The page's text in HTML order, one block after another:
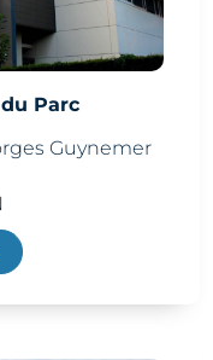
Parc
Guynemer